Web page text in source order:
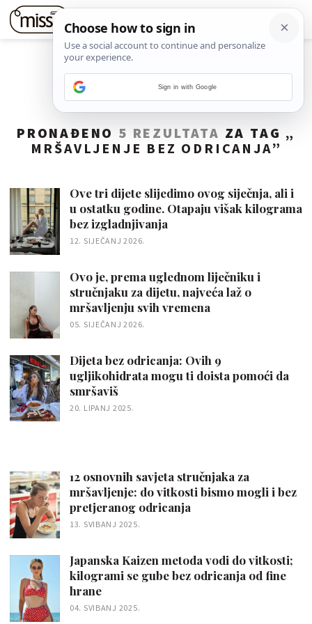
PRONAĐENO 5 REZULTATA ZA TAG „
MRŠAVLJENJE BEZ ODRICANJA”
Ove tri dijete slijedimo ovog siječnja, ali i
u ostatku godine. Otapaju višak kilograma
bez izgladnjivanja
12. SIJEČANJ 2026.
Ovo je, prema uglednom liječniku i
stručnjaku za dijetu, najveća laž o
mršavljenju svih vremena
05. SIJEČANJ 2026.
Dijeta bez odricanja: Ovih 9
ugljikohidrata mogu ti doista pomoći da
smršaviš
20. LIPANJ 2025.
12 osnovnih savjeta stručnjaka za
mršavljenje: do vitkosti bismo mogli i bez
pretjeranog odricanja
13. SVIBANJ 2025.
Japanska Kaizen metoda vodi do vitkosti;
kilogrami se gube bez odricanja od fine
hrane
04. SVIBANJ 2025.
Sign in with Google